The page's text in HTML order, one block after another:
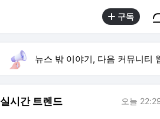
구독
뉴스 밖 이야기, 다음 커뮤니티 웹에서
실시간 트렌드 오늘